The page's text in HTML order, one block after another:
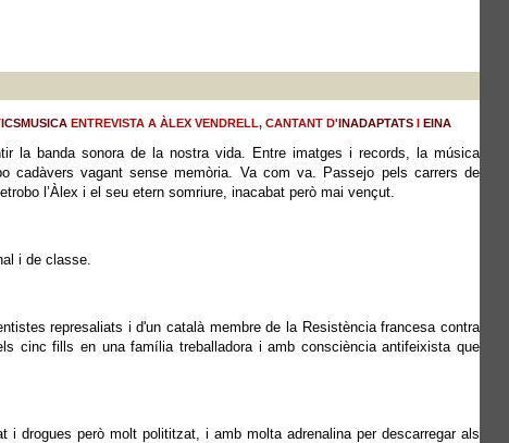
ENTREVISTA A ÀLEX VENDRELL, CANTANT D'INADAPTATS I EINA
la banda sonora de la nostra vida. Entre imatges i records, la música
cadàvers vagant sense memòria. Va com va. Passejo pels carrers de
l’Àlex i el seu etern somriure, inacabat però mai vençut.
i de classe.
represaliats i d'un català membre de la Resistència francesa contra
cinc fills en una família treballadora i amb consciència antifeixista que
drogues però molt polititzat, i amb molta adrenalina per descarregar als